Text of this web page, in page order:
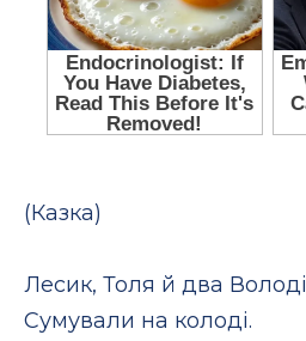
(Казка)
Лесик, Толя й два Володі
Сумували на колоді.